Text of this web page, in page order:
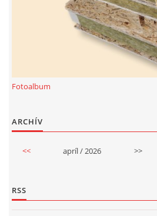
Fotoalbum
ARCHÍV
<< apríl / 2026 >>
RSS